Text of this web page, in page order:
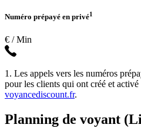
Numéro prépayé en privé1
€ / Min
1. Les appels vers les numéros
pour les clients qui ont créé et
voyancediscount.fr.
Planning de voyant